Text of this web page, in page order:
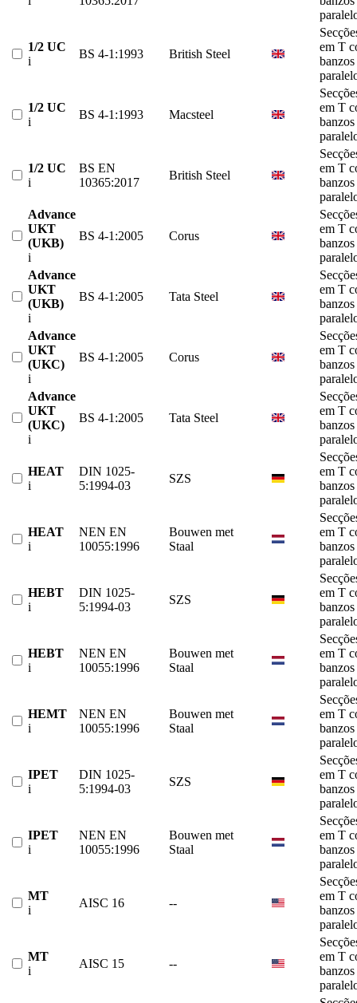
1/2 UC
i
BS 4-1:1993 British Steel
em T
banzos
1/2 UC
i
BS 4-1:1993 Macsteel
em T
banzos
1/2 UC
i
BS EN
10365:2017
British Steel
em T
banzos
Advance
UKT
(UKB)
i
BS 4-1:2005 Corus
em T
banzos
Advance
UKT
(UKB)
i
BS 4-1:2005 Tata Steel
em T
banzos
Advance
UKT
(UKC)
i
BS 4-1:2005 Corus
em T
banzos
Advance
UKT
(UKC)
i
BS 4-1:2005 Tata Steel
em T
banzos
HEAT
i
DIN 1025-
5:1994-03
SZS
em T
banzos
HEAT
i
NEN EN
10055:1996
Bouwen met
Staal
em T
banzos
HEBT
i
DIN 1025-
5:1994-03
SZS
em T
banzos
HEBT
i
NEN EN
10055:1996
Bouwen met
Staal
em T
banzos
HEMT
i
NEN EN
10055:1996
Bouwen met
Staal
em T
banzos
IPET
i
DIN 1025-
5:1994-03
SZS
em T
banzos
IPET
i
NEN EN
10055:1996
Bouwen met
Staal
em T
banzos
MT
i
AISC 16 --
em T
banzos
MT
i
AISC 15 --
em T
banzos